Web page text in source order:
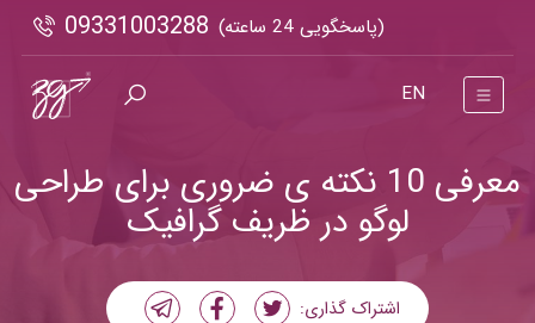
(پاسخگویی 24 ساعته) 09331003288
EN
معرفی 10 نکته ی ضروری برای طراحی
لوگو در ظریف گرافیک
اشتراک گذاری: